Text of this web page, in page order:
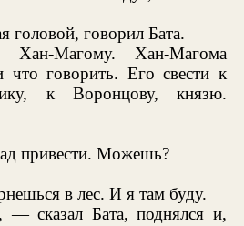
говорил Бата.
Магому. Хан-Магома
что говорить. Его свести к
к Воронцову, князю.
привести. Можешь?
в лес. И я там буду.
сказал Бата, поднялся и,